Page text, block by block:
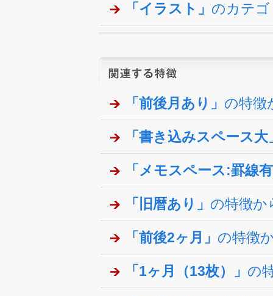
「イラスト」 のカテ
「前後月あり」 の特徴
「書き込みスペース大
「メモスペース:罫線
「旧暦あり」 の特徴か
「前後2ヶ月」 の特徴
「1ヶ月（13枚）」 の